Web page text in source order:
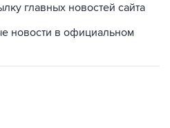
главных новостей сайта
новости в официальном